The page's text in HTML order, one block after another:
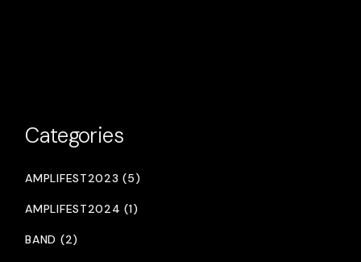
Categories
AMPLIFEST2023 (5)
AMPLIFEST2024 (1)
BAND (2)